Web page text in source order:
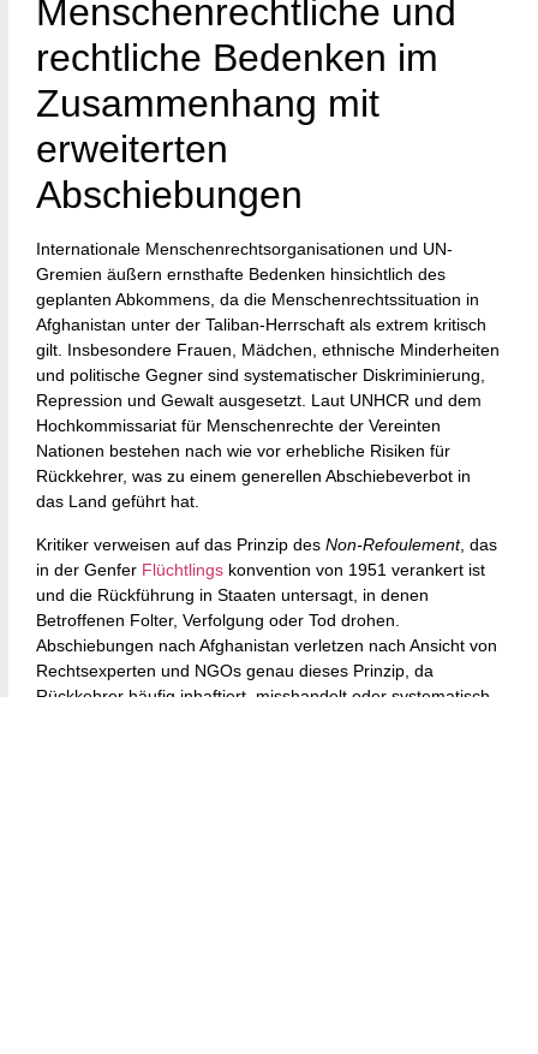
Menschenrechtliche und
rechtliche Bedenken im
Zusammenhang mit
erweiterten
Abschiebungen
Internationale Menschenrechtsorganisationen und UN-
Gremien äußern ernsthafte Bedenken hinsichtlich des
geplanten Abkommens, da die Menschenrechtssituation in
Afghanistan unter der Taliban-Herrschaft als extrem kritisch
gilt. Insbesondere Frauen, Mädchen, ethnische Minderheiten
und politische Gegner sind systematischer Diskriminierung,
Repression und Gewalt ausgesetzt. Laut UNHCR und dem
Hochkommissariat für Menschenrechte der Vereinten
Nationen bestehen nach wie vor erhebliche Risiken für
Rückkehrer, was zu einem generellen Abschiebeverbot in
das Land geführt hat.
Kritiker verweisen auf das Prinzip des Non-Refoulement, das
in der Genfer Flüchtlings konvention von 1951 verankert ist
und die Rückführung in Staaten untersagt, in denen
Betroffenen Folter, Verfolgung oder Tod drohen.
Abschiebungen nach Afghanistan verletzen nach Ansicht von
Rechtsexperten und NGOs genau dieses Prinzip, da
Rückkehrer häufig inhaftiert, misshandelt oder systematisch